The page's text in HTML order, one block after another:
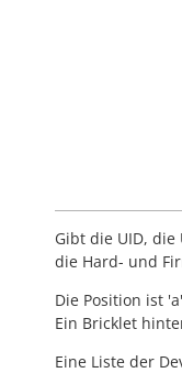
Gibt die UID,
die Hard- und
Die Position ist
Ein Bricklet
Eine Liste der